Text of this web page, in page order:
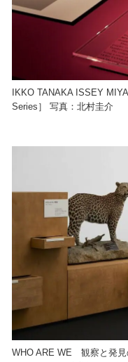
IKKO TANAKA ISSEY
Series］ 写真：北村圭介
WHO ARE WE 観察と発見